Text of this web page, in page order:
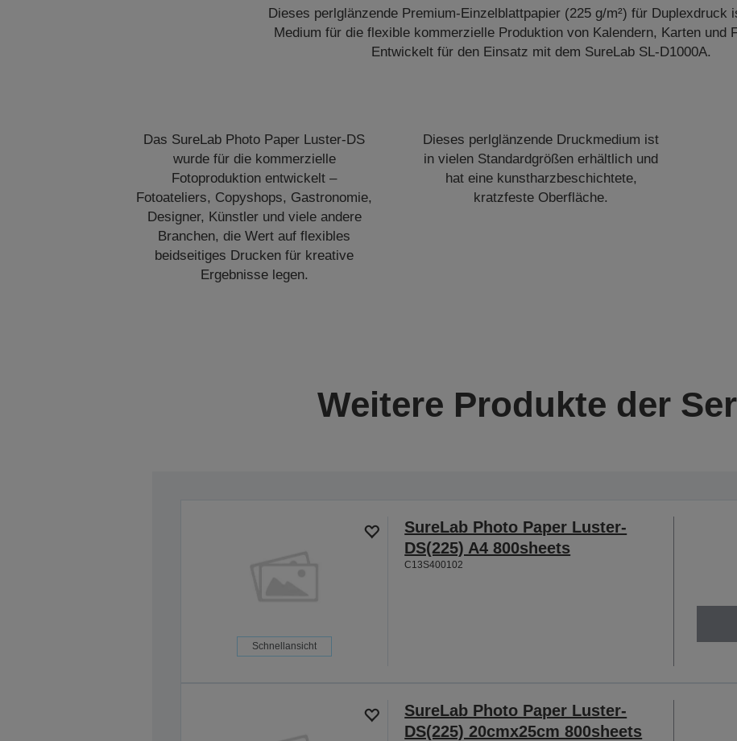
Dieses perlglänzende Premium-Einzelblattpapier (225 g/m²) für Duplexdruck
Medium für die flexible kommerzielle Produktion von Kalendern, Karten und
Entwickelt für den Einsatz mit dem SureLab SL-D1000A.
Das SureLab Photo Paper Luster-DS
wurde für die kommerzielle
Fotoproduktion entwickelt –
Fotoateliers, Copyshops, Gastronomie,
Designer, Künstler und viele andere
Branchen, die Wert auf flexibles
beidseitiges Drucken für kreative
Ergebnisse legen.
Dieses perlglänzende Druckmedium ist
in vielen Standardgrößen erhältlich und
hat eine kunstharzbeschichtete,
kratzfeste Oberfläche.
Weitere Produkte der
Schnellansicht
SureLab Photo Paper Luster-
DS(225) A4 800sheets
C13S400102
SureLab Photo Paper Luster-
DS(225) 20cmx25cm 800sheets